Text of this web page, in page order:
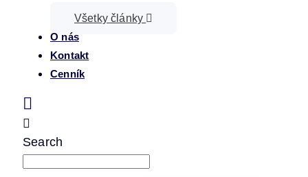
Všetky články
O nás
Kontakt
Cenník
Search